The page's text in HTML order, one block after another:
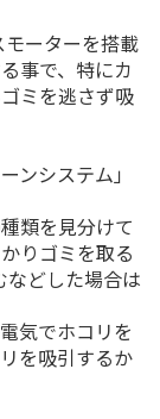
ーターを搭載
事で、特にカ
ミを逃さず吸
ンシステム」
類を見分けて
りゴミを取る
どした場合は
気でホコリを
を吸引するか